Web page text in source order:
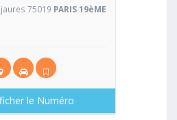
75019 PARIS 19èME
le Numéro